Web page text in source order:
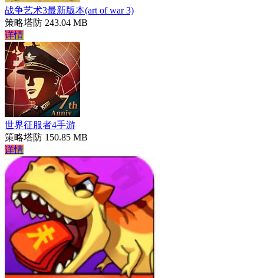
战争艺术3最新版本(art of war 3)
策略塔防 243.04 MB
详情
世界征服者4手游
策略塔防 150.85 MB
详情